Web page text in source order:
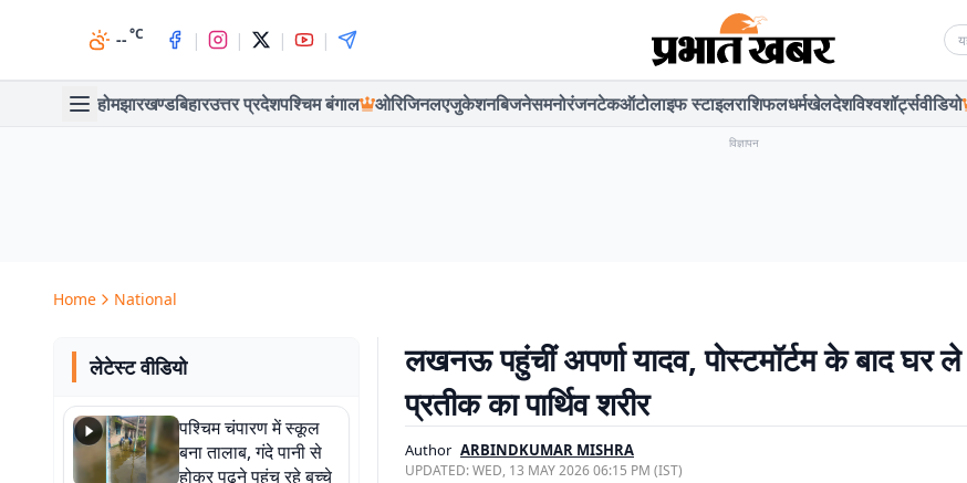
--°C | | | |
होमझारखण्डबिहारउत्तर प्रदेशपश्चिम बंगाल ओरिजिनलएजुकेशनबिजनेसमनोरंजनटेकऑटोलाइफ स्टाइलराशिफलधर्मखेलदेशविश्वशॉर्ट्सवीडियो
विज्ञापन
Home National
लेटेस्ट वीडियो
पश्चिम चंपारण में स्कूल
बना तालाब, गंदे पानी से
होकर पढ़ने पहुंच रहे बच्चे
लखनऊ पहुंचीं अपर्णा यादव, पोस्टमॉर्टम के बाद घर ले
प्रतीक का पार्थिव शरीर
Author ARBINDKUMAR MISHRA
UPDATED:WED, 13 MAY 2026 06:15 PM (IST)